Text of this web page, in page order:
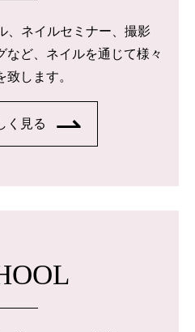
、ネイルセミナー、撮影
など、ネイルを通じて様々
します。
く見る